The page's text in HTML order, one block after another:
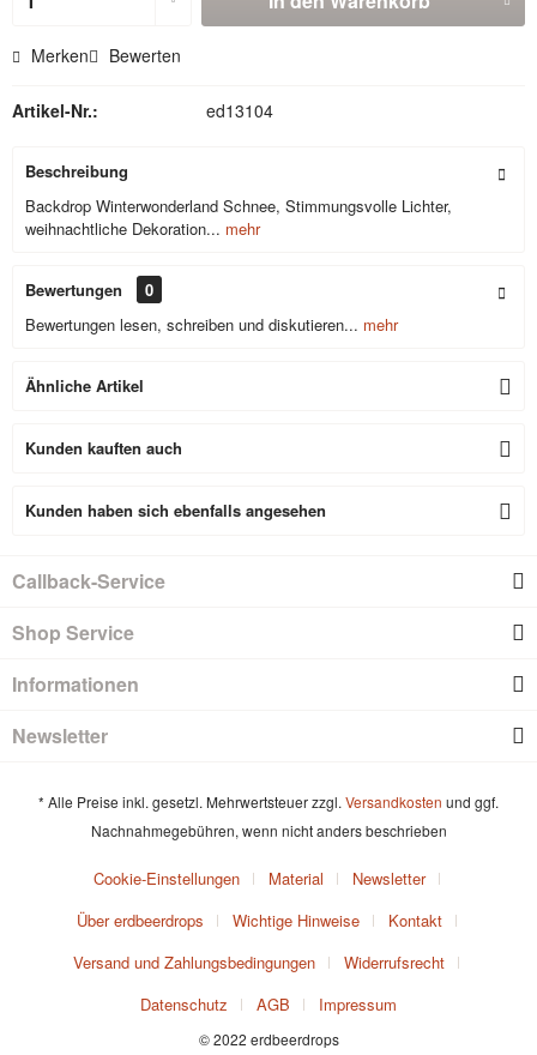
Merken Bewerten
Artikel-Nr.: ed13104
Beschreibung
Backdrop Winterwonderland Schnee, Stimmungsvolle Lichter,
weihnachtliche Dekoration... mehr
Bewertungen
0
Bewertungen lesen, schreiben und diskutieren... mehr
Ähnliche Artikel
Kunden kauften auch
Kunden haben sich ebenfalls angesehen
Callback-Service
Shop Service
Informationen
Newsletter
* Alle Preise inkl. gesetzl. Mehrwertsteuer zzgl. Versandkosten und ggf.
Nachnahmegebühren, wenn nicht anders beschrieben
Cookie-Einstellungen Material
Newsletter
Über erdbeerdrops
Wichtige Hinweise
Kontakt
Versand und Zahlungsbedingungen
Widerrufsrecht
Datenschutz
AGB Impressum
© 2022 erdbeerdrops